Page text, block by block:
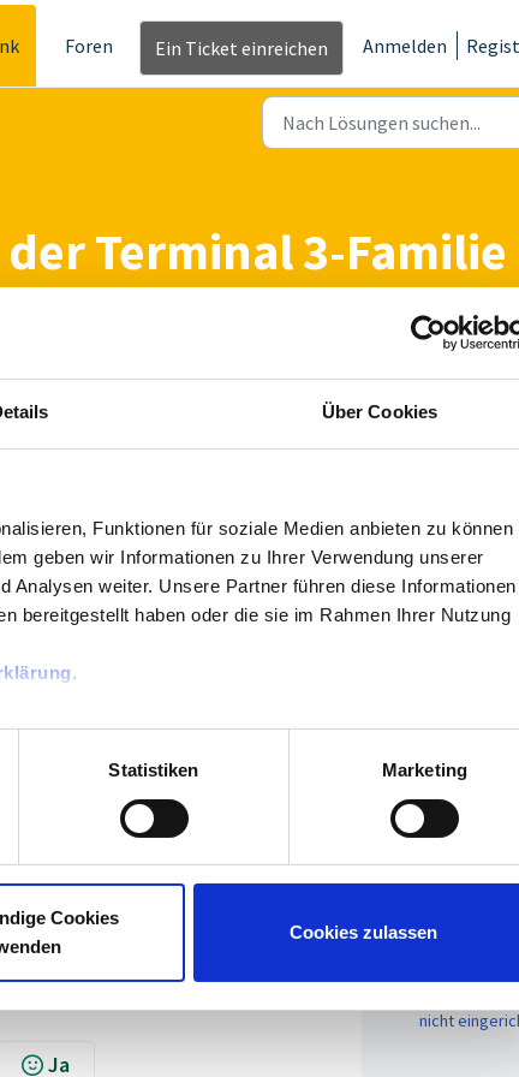
Über Cookies
Funktionen für soziale Medien anbieten zu können
geben wir Informationen zu Ihrer Verwendung unserer
Analysen weiter. Unsere Partner führen diese Informationen
bereitgestellt haben oder die sie im Rahmen Ihrer Nutzung
.
Statistiken Marketing
Cookies
Cookies zulassen
Foren Ein Ticket einreichen Anmelden
Terminal 3-Familie
werden immer in den
"Offline" ist bzw. auch genau das im
oder nach Austrittsdatum
Fehlerbehandlung:
und Server speichert die Buchung
wenn das Terminal "Online" ist
Ja
Artikel in
Erste Fragen
Anliegen
Terminal 3
Terminal 3
Terminal 3
tc6 zur tc10 -
Vielleicht
Terminal 3
Anliegen
Erste Fragen
Terminal 3
nicht